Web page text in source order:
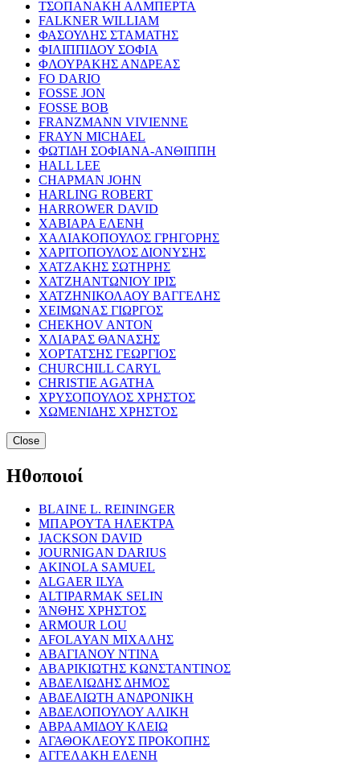
ΤΣΟΠΑΝΑΚΗ ΑΛΜΠΕΡΤΑ
FALKNER WILLIAM
ΦΑΣΟΥΛΗΣ ΣΤΑΜΑΤΗΣ
ΦΙΛΙΠΠΙΔΟΥ ΣΟΦΙΑ
ΦΛΟΥΡΑΚΗΣ ΑΝΔΡΕΑΣ
FO DARIO
FOSSE JON
FOSSE BOB
FRANZMANN VIVIENNE
FRAYN MICHAEL
ΦΩΤΙΔΗ ΣΟΦΙΑΝΑ-ΑΝΘΙΠΠΗ
HALL LEE
CHAPMAN JOHN
HARLING ROBERT
HARROWER DAVID
ΧΑΒΙΑΡΑ ΕΛΕΝΗ
ΧΑΛΙΑΚΟΠΟΥΛΟΣ ΓΡΗΓΟΡΗΣ
ΧΑΡΙΤΟΠΟΥΛΟΣ ΔΙΟΝΥΣΗΣ
ΧΑΤΖΑΚΗΣ ΣΩΤΗΡΗΣ
ΧΑΤΖΗΑΝΤΩΝΙΟΥ ΙΡΙΣ
ΧΑΤΖΗΝΙΚΟΛΑΟΥ ΒΑΓΓΕΛΗΣ
ΧΕΙΜΩΝΑΣ ΓΙΩΡΓΟΣ
CHEKHOV ANTON
ΧΛΙΑΡΑΣ ΘΑΝΑΣΗΣ
ΧΟΡΤΑΤΣΗΣ ΓΕΩΡΓΙΟΣ
CHURCHILL CARYL
CHRISTIE AGATHA
ΧΡΥΣΟΠΟΥΛΟΣ ΧΡΗΣΤΟΣ
ΧΩΜΕΝΙΔΗΣ ΧΡΗΣΤΟΣ
Close
Ηθοποιοί
BLAINE L. REININGER
ΜΠΑΡΟΥΤΑ ΗΛΕΚΤΡΑ
JACKSON DAVID
JOURNIGAN DARIUS
AKINOLA SAMUEL
ALGAER ILYA
ALTIPARMAK SELIN
ΆΝΘΗΣ ΧΡΗΣΤΟΣ
ARMOUR LOU
AFOLAYAN ΜΙΧΑΛΗΣ
ΑΒΑΓΙΑΝΟΥ ΝΤΙΝΑ
ΑΒΑΡΙΚΙΩΤΗΣ ΚΩΝΣΤΑΝΤΙΝΟΣ
ΑΒΔΕΛΙΩΔΗΣ ΔΗΜΟΣ
ΑΒΔΕΛΙΩΤΗ ΑΝΔΡΟΝΙΚΗ
ΑΒΔΕΛΟΠΟΥΛΟΥ ΑΛΙΚΗ
ΑΒΡΑΑΜΙΔΟΥ ΚΛΕΙΩ
ΑΓΑΘΟΚΛΕΟΥΣ ΠΡΟΚΟΠΗΣ
ΑΓΓΕΛΑΚΗ ΕΛΕΝΗ